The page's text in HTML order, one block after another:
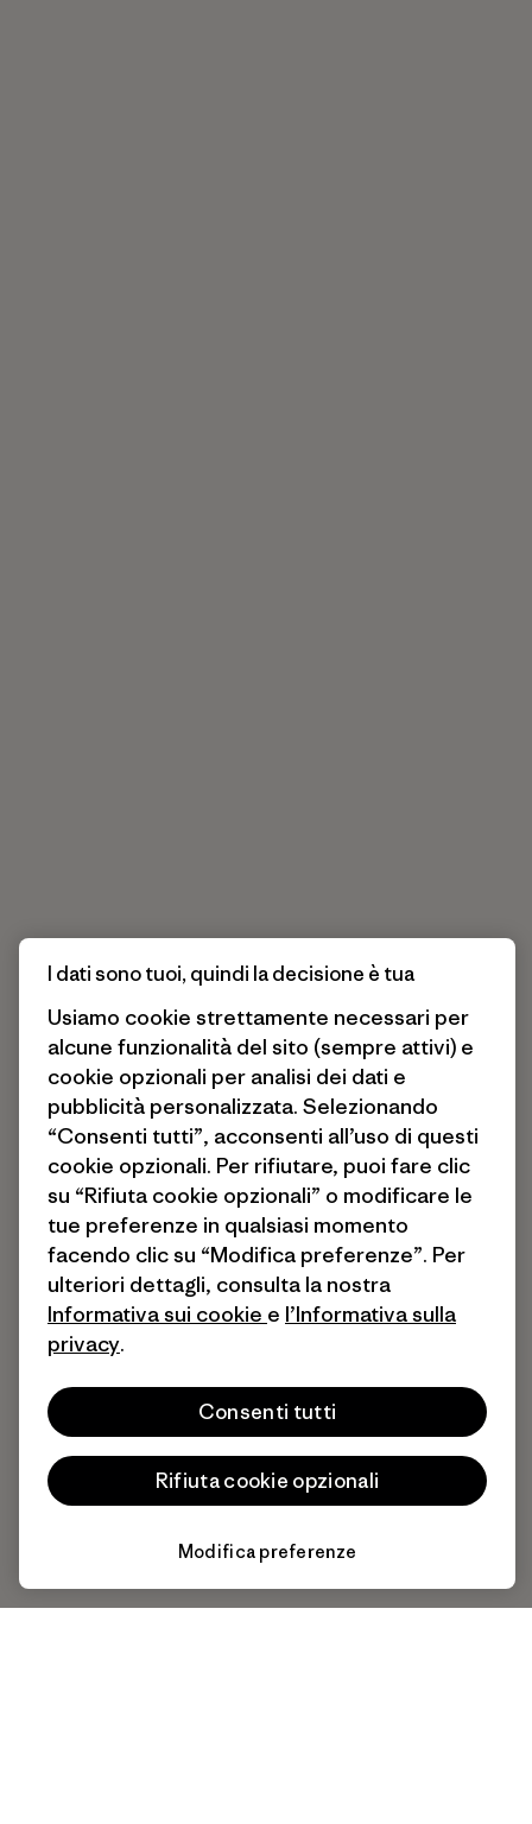
I dati sono tuoi, quindi la decisione è tua
Usiamo cookie strettamente necessari per
alcune funzionalità del sito (sempre attivi) e
cookie opzionali per analisi dei dati e
pubblicità personalizzata. Selezionando
“Consenti tutti”, acconsenti all’uso di questi
cookie opzionali. Per rifiutare, puoi fare clic
su “Rifiuta cookie opzionali” o modificare le
tue preferenze in qualsiasi momento
facendo clic su “Modifica preferenze”. Per
ulteriori dettagli, consulta la nostra
Informativa sui cookie e l’Informativa sulla
privacy.
Consenti tutti
Rifiuta cookie opzionali
Modifica preferenze